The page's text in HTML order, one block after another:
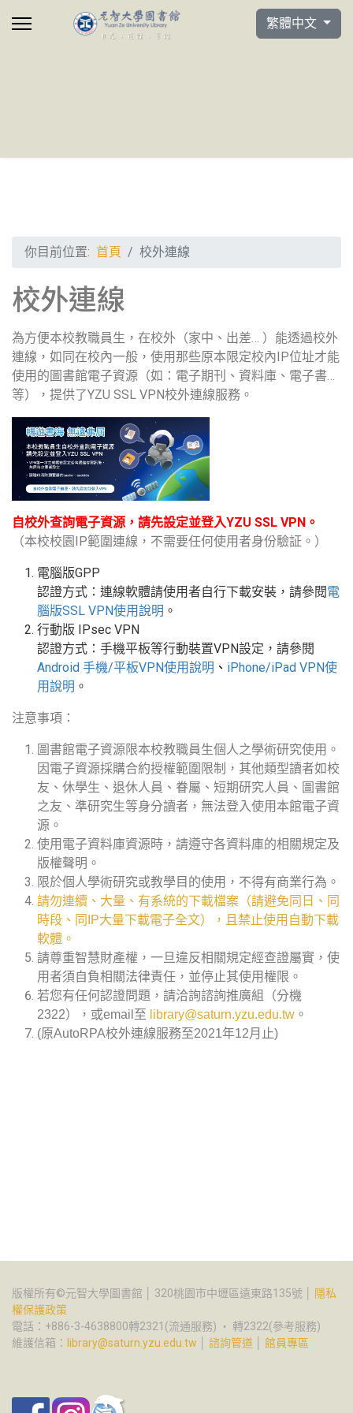
選擇你的語言
繁體中文
你目前位置: 首頁 校外連線
校外連線
為方便本校教職員生，在校外（家中、出差… ）能透過校外
連線，如同在校內一般，使用那些原本限定校內IP位址才能
使用的圖書館電子資源（如：電子期刊、資料庫、電子書…
等），提供了YZU SSL VPN校外連線服務。
自校外查詢電子資源，請先設定並登入YZU SSL VPN。
（本校校園IP範圍連線，不需要任何使用者身份驗証。）
電腦版GPP
認證方式：連線軟體請使用者自行下載安裝，請參閱電
腦版SSL VPN使用說明 。
行動版
IPsec VPN
認證方式：手機平板等行動裝置VPN設定 ，請參閱
Android 手機/平板VPN使用說明 、 iPhone/iPad VPN使
用說明 。
注意事項：
圖書館電子資源限本校教職員生個人之學術研究使用。
因電子資源採購合約授權範圍限制，其他類型讀者如校
友、休學生、退休人員、眷屬、短期研究人員、圖書館
之友、準研究生等身分讀者，無法登入使用本館電子資
源。
使用電子資料庫資源時，請遵守各資料庫的相關規定及
版權聲明。
限於個人學術研究或教學目的使用，不得有商業行為。
請勿連續、大量、有系統的下載檔案（請避免同日、同
時段、同IP大量下載電子全文），且禁止使用自動下載
軟體。
請尊重智慧財產權，一旦違反相關規定經查證屬實，使
用者須自負相關法律責任，並停止其使用權限。
若您有任何認證問題，請洽詢諮詢推廣組（分機
2322），或email至 library@saturn.yzu.edu.tw 。
(原AutoRPA校外連線服務至2021年12月止)
版權所有©元智大學圖書館 │ 320桃園市中壢區遠東路135號 │
隱私
權保護政策
電話：+886-3-4638800轉2321(流通服務) ‧ 轉2322(參考服務)
維護信箱： library@saturn.yzu.edu.tw 諮詢管道 館員專區